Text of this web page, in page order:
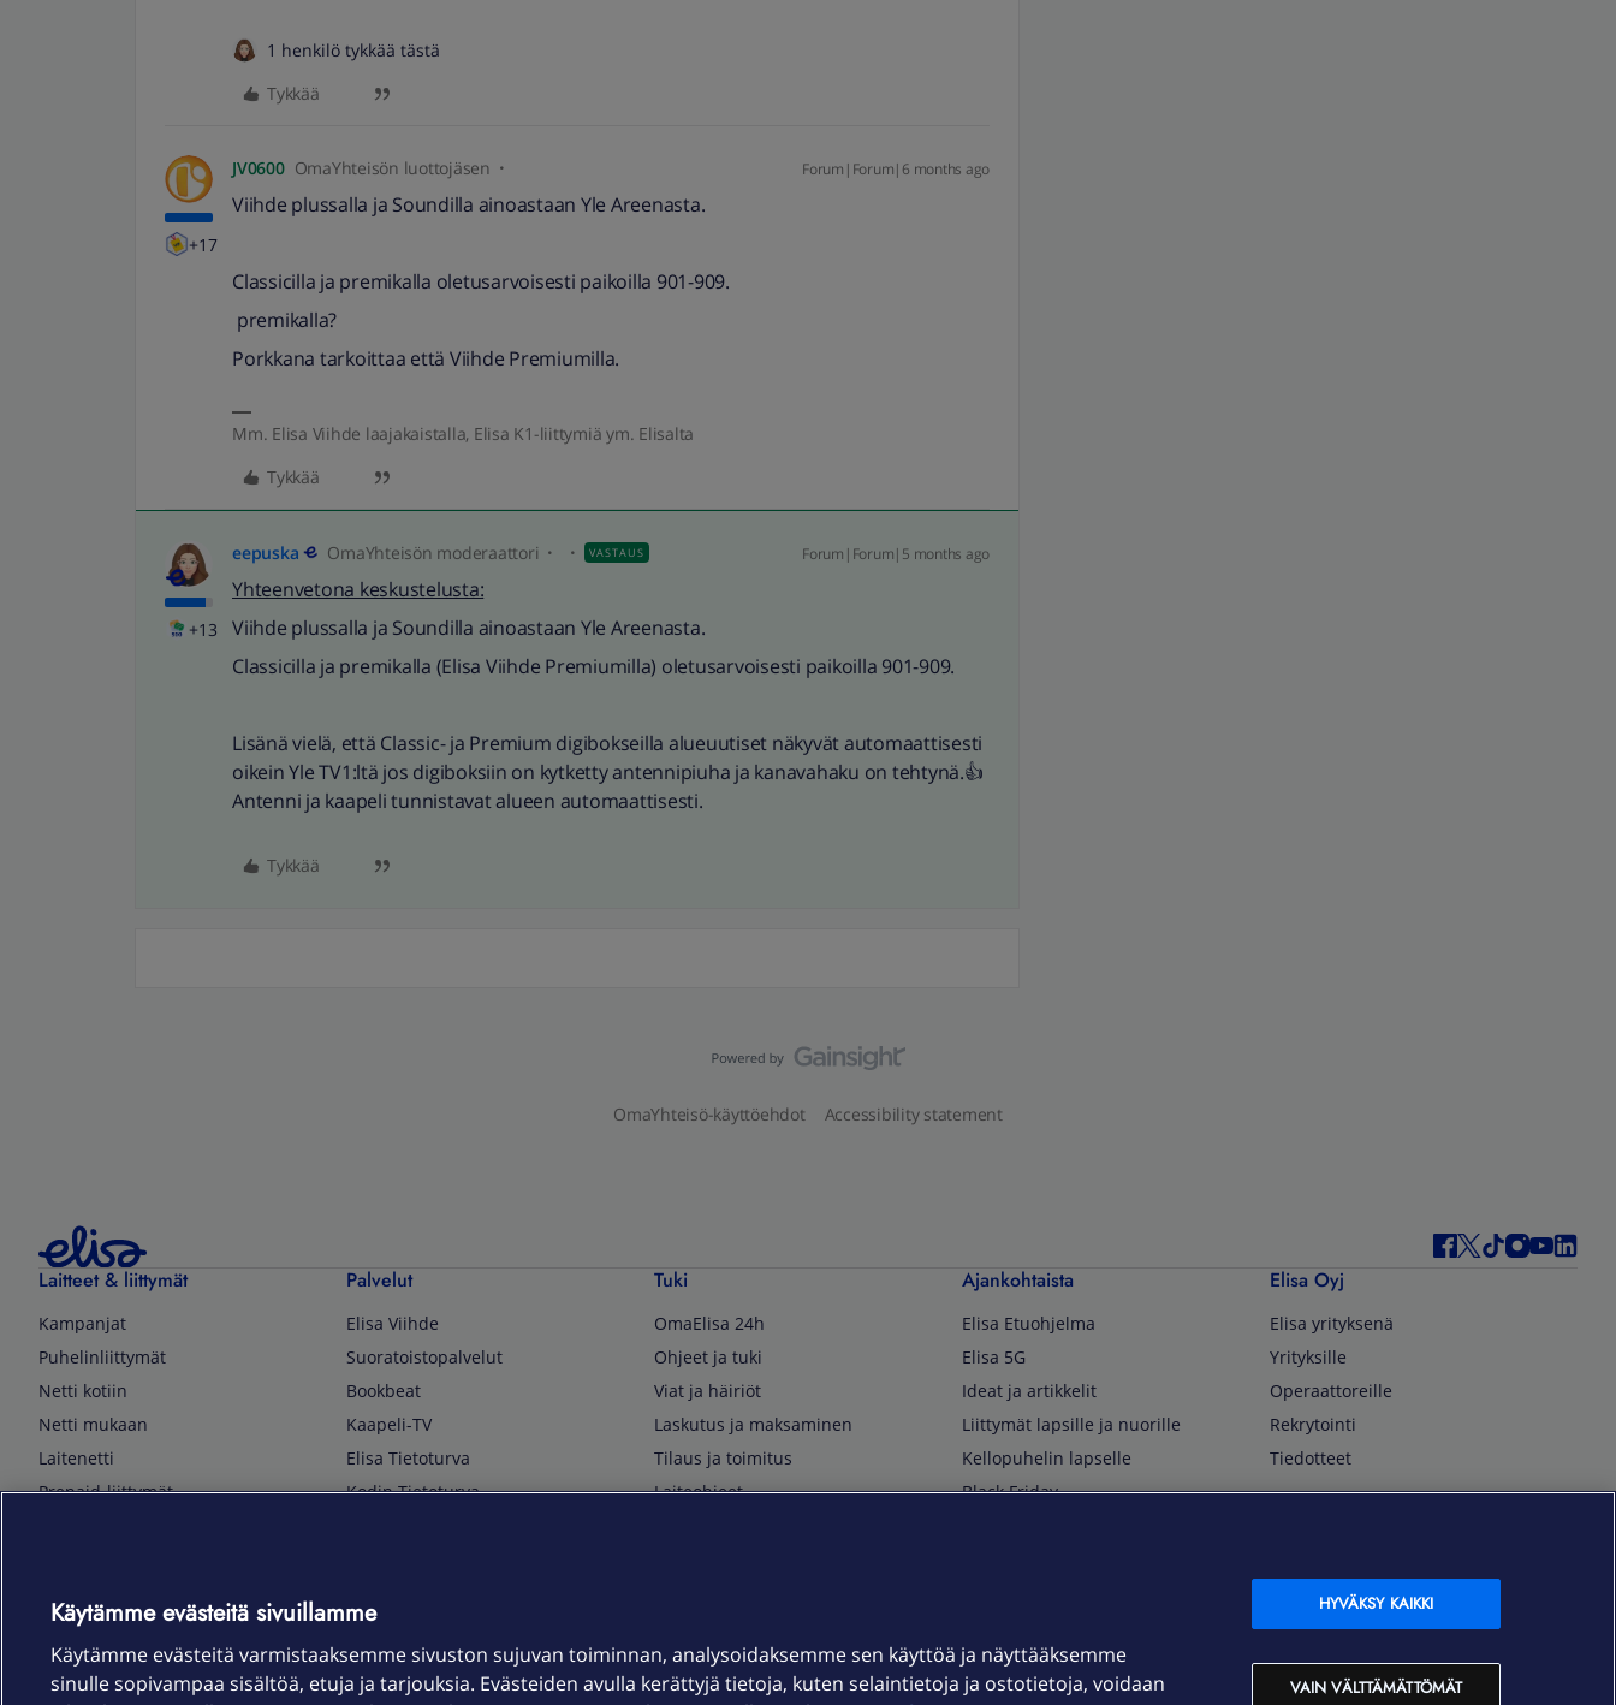
1 henkilö tykkää tästä
Tykkää
+17
JV0600 OmaYhteisön luottojäsen Forum|Forum|6 months ago
Viihde plussalla ja Soundilla ainoastaan Yle Areenasta.
Classicilla ja premikalla oletusarvoisesti paikoilla 901-909.
premikalla?
Porkkana tarkoittaa että Viihde Premiumilla.
Mm. Elisa Viihde laajakaistalla, Elisa K1-liittymiä ym. Elisalta
Tykkää
+13
eepuska OmaYhteisön moderaattori VASTAUS Forum|Forum|5 months ago
Yhteenvetona keskustelusta:
Viihde plussalla ja Soundilla ainoastaan Yle Areenasta.
Classicilla ja premikalla (Elisa Viihde Premiumilla) oletusarvoisesti paikoilla 901-909.
Lisänä vielä, että Classic- ja Premium digibokseilla alueuutiset näkyvät automaattisesti
oikein Yle TV1:ltä jos digiboksiin on kytketty antennipiuha ja kanavahaku on tehtynä.👍
Antenni ja kaapeli tunnistavat alueen automaattisesti.
Tykkää
OmaYhteisö-käyttöehdot Accessibility statement
Laitteet & liittymät
Kampanjat
Puhelinliittymät
Netti kotiin
Netti mukaan
Laitenetti
Prepaid-liittymät
TV & audio
Kodinkoneet
Kamerat ja dronet
Palvelut
Elisa Viihde
Suoratoistopalvelut
Bookbeat
Kaapeli-TV
Elisa Tietoturva
Kodin Tietoturva
Elisa Kotiverkko
Elisa Pilvilinna
Elisa Laiteturva
Tuki
OmaElisa 24h
Ohjeet ja tuki
Viat ja häiriöt
Laskutus ja maksaminen
Tilaus ja toimitus
Laiteohjeet
Kuuluvuuskartta
Asiakastiedotteet
Ajankohtaista
Elisa Etuohjelma
Elisa 5G
Ideat ja artikkelit
Liittymät lapsille ja nuorille
Kellopuhelin lapselle
Black Friday
Elisa Oyj
Elisa yrityksenä
Yrityksille
Operaattoreille
Rekrytointi
Tiedotteet
OmaElisa Self Service
Moving to Finland
Elisa Corporation
Käytämme evästeitä sivuillamme
Käytämme evästeitä varmistaaksemme sivuston sujuvan toiminnan, analysoidaksemme sen käyttöä ja näyttääksemme
sinulle sopivampaa sisältöä, etuja ja tarjouksia. Evästeiden avulla kerättyjä tietoja, kuten selaintietoja ja ostotietoja, voidaan
VAIN VÄLTTÄMÄTTÖMÄT
HYVÄKSY KAIKKI